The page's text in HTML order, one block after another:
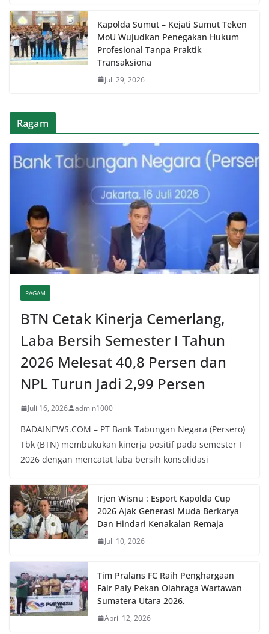
Kapolda Sumut – Kejati Sumut Teken
MoU Wujudkan Penegakan Hukum
Profesional Tanpa Praktik
Transaksiona
Juli 29, 2026
Ragam
RAGAM
BTN Cetak Kinerja Cemerlang,
Laba Bersih Semester I Tahun
2026 Melesat 40,8 Persen dan
NPL Turun Jadi 2,99 Persen
Juli 16, 2026 admin1000
BADAINEWS.COM – PT Bank Tabungan Negara (Persero)
Tbk (BTN) membukukan kinerja positif pada semester I
2026 dengan mencatat laba bersih konsolidasi
Irjen Wisnu : Esport Kapolda Cup
2026 Ajak Generasi Muda Berkarya
Dan Hindari Kenakalan Remaja
Juli 10, 2026
Tim Pralans FC Raih Penghargaan
Fair Paly Pekan Olahraga Wartawan
Sumatera Utara 2026.
April 12, 2026